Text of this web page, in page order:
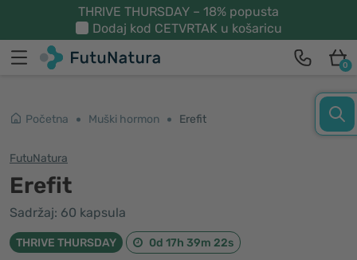
THRIVE THURSDAY – 18% popusta
Dodaj kod CETVRTAK u košaricu
0
Početna Muški hormon Erefit
FutuNatura
Erefit
Sadržaj: 60 kapsula
THRIVE THURSDAY 0d 17h 39m 21s